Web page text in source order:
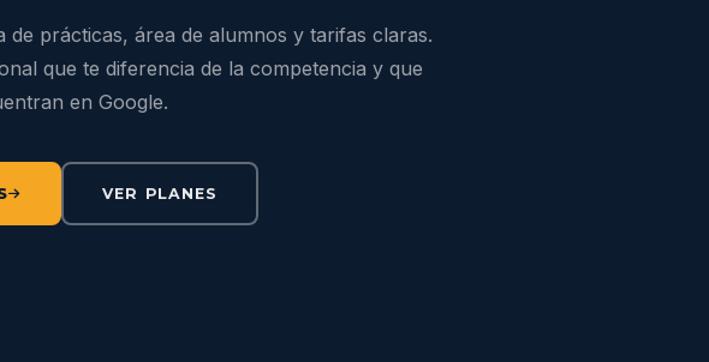
de prácticas, área de alumnos y tarifas claras.
que te diferencia de la competencia y que
en Google.
VER PLANES